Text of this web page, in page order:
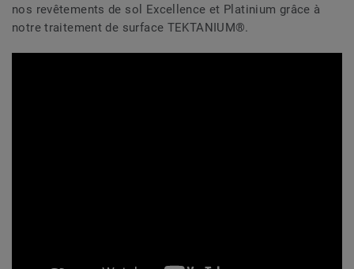
nos revêtements de sol Excellence et Platinium grâce à
notre traitement de surface TEKTANIUM®.